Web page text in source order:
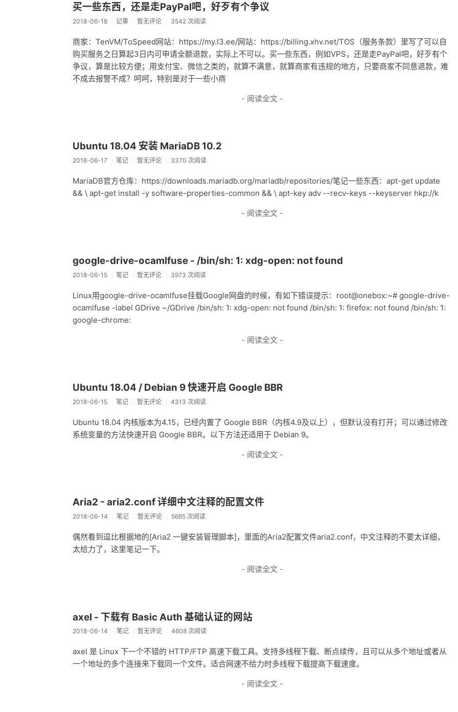
买一些东西，还是走PayPal吧，好歹有个争议
2018-06-18 记事 暂无评论 3542 次阅读
商家：TenVM/ToSpeed网站：https://my.l3.ee/网站：https://billing.xhv.net/TOS（服务条款）里写了可以自
购买服务之日算起3日内可申请全额退款，实际上不可以。买一些东西，例如VPS，还是走PayPal吧，好歹有个
争议，算是比较方便；用支付宝、微信之类的，就算不满意，就算商家有违规的地方，只要商家不同意退款，难
不成去报警不成？呵呵，特别是对于一些小商
- 阅读全文 -
Ubuntu 18.04 安装 MariaDB 10.2
2018-06-17 笔记 暂无评论 3370 次阅读
MariaDB官方仓库：https://downloads.mariadb.org/mariadb/repositories/笔记一些东西：apt-get update
&& \ apt-get install -y software-properties-common && \ apt-key adv --recv-keys --keyserver hkp://k
- 阅读全文 -
google-drive-ocamlfuse - /bin/sh: 1: xdg-open: not found
2018-06-15 笔记 暂无评论 3973 次阅读
Linux用google-drive-ocamlfuse挂载Google网盘的时候，有如下错误提示：root@onebox:~# google-drive-
ocamlfuse -label GDrive ~/GDrive /bin/sh: 1: xdg-open: not found /bin/sh: 1: firefox: not found /bin/sh: 1:
google-chrome:
- 阅读全文 -
Ubuntu 18.04 / Debian 9 快速开启 Google BBR
2018-06-15 笔记 暂无评论 4313 次阅读
Ubuntu 18.04 内核版本为4.15，已经内置了 Google BBR（内核4.9及以上），但默认没有打开；可以通过修改
系统变量的方法快速开启 Google BBR。以下方法还适用于 Debian 9。
- 阅读全文 -
Aria2 - aria2.conf 详细中文注释的配置文件
2018-06-14 笔记 暂无评论 5665 次阅读
偶然看到逗比根据地的[Aria2 一键安装管理脚本]，里面的Aria2配置文件aria2.conf，中文注释的不要太详细，
太给力了，这里笔记一下。
- 阅读全文 -
axel - 下载有 Basic Auth 基础认证的网站
2018-06-14 笔记 暂无评论 4608 次阅读
axel 是 Linux 下一个不错的 HTTP/FTP 高速下载工具。支持多线程下载、断点续传，且可以从多个地址或者从
一个地址的多个连接来下载同一个文件。适合网速不给力时多线程下载提高下载速度。
- 阅读全文 -